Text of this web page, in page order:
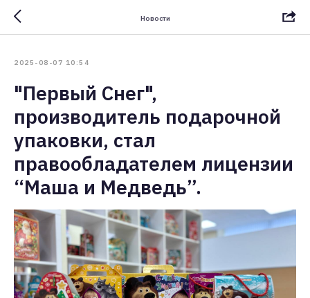
Новости
2025-08-07 10:54
"Первый Снег",
производитель подарочной
упаковки, стал
правообладателем лицензии
“Маша и Медведь”.